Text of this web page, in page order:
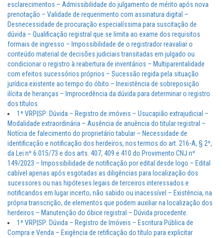
esclarecimentos – Admissibilidade do julgamento de mérito após nova
prenotação – Validade de requerimento com assinatura digital –
Desnecessidade de procuração especialíssima para suscitação de
dúvida – Qualificação registral que se limita ao exame dos requisitos
formais de ingresso – Impossibilidade de o registrador reavaliar o
conteúdo material de decisões judiciais transitadas em julgado ou
condicionar o registro à reabertura de inventários – Multiparentalidade
com efeitos sucessórios próprios – Sucessão regida pela situação
jurídica existente ao tempo do óbito – Inexistência de sobreposição
ilícita de heranças – Improcedência da dúvida para determinar o registro
dos títulos.
1ª VRP|SP: Dúvida – Registro de imóveis – Usucapião extrajudicial –
Modalidade extraordinária – Ausência de anuência do titular registral –
Notícia de falecimento do proprietário tabular – Necessidade de
identificação e notificação dos herdeiros, nos termos do art. 216-A, § 2º,
da Lei nº 6.015/73 e dos arts. 407, 409 e 410 do Provimento CNJ nº
149/2023 – Impossibilidade de notificação por edital desde logo – Edital
cabível apenas após esgotadas as diligências para localização dos
sucessores ou nas hipóteses legais de terceiros interessados e
notificandos em lugar incerto, não sabido ou inacessível – Existência, na
própria transcrição, de elementos que podem auxiliar na localização dos
herdeiros – Manutenção do óbice registral – Dúvida procedente.
1ª VRP|SP: Dúvida – Registro de Imóveis – Escritura Pública de
Compra e Venda – Exigência de retificação do título para explicitar